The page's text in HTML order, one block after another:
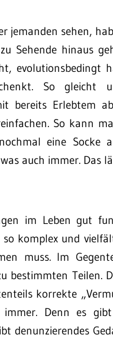
jemanden sehen,
Sehende hinaus
evolutionsbedingt
So gleicht
bereits Erlebtem
So kann
eine Socke
auch immer. Das
im Leben gut
so komplex und
muss. Im
bestimmten Teilen.
korrekte
Denn es gibt
denunzierendes